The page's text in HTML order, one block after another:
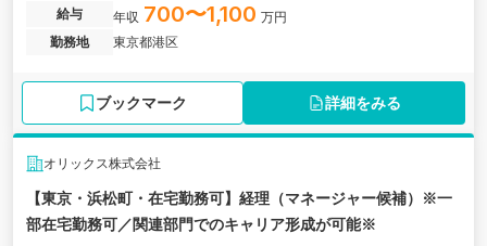
場子会社の求人です。
給与 年収 700〜1,100 万円
勤務地
東京都港区
ブックマーク 詳細をみる
オリックス株式会社
【東京・浜松町・在宅勤務可】経理（マネージャー候補）※一
部在宅勤務可／関連部門でのキャリア形成が可能※